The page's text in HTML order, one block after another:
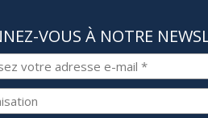
VOUS À NOTRE